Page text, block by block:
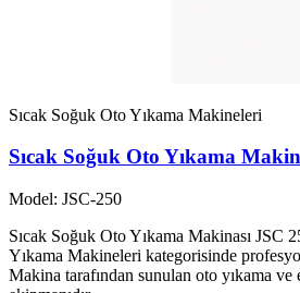
Sıcak Soğuk Oto Yıkama Makineleri
Sıcak Soğuk Oto Yıkama
Model: JSC-250
Sıcak Soğuk Oto Yıkama Makinası JSC
Yıkama Makineleri kategorisinde
Makina tarafından sunulan oto yıkama